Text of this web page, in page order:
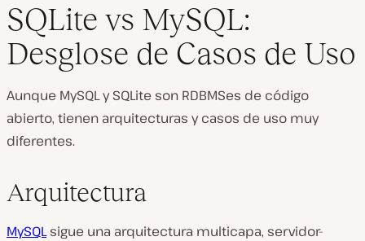
SQLite vs MySQL:
Desglose de Casos de Uso
Aunque MySQL y SQLite son RDBMSes de código
abierto, tienen arquitecturas y casos de uso muy
diferentes.
Arquitectura
MySQLsigue una arquitectura multicapa, servidor-